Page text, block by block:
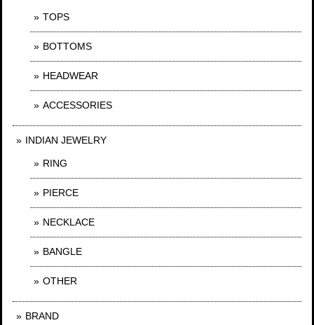
TOPS
BOTTOMS
HEADWEAR
ACCESSORIES
INDIAN JEWELRY
RING
PIERCE
NECKLACE
BANGLE
OTHER
BRAND